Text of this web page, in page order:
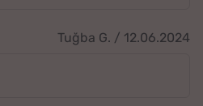
Tuğba G. / 12.06.2024